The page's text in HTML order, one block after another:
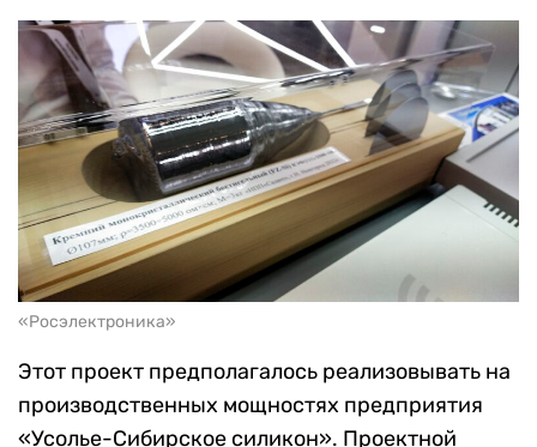
«Росэлектроника»
Этот проект предполагалось реализовывать на
производственных мощностях предприятия
«Усолье-Сибирское силикон». Проектной